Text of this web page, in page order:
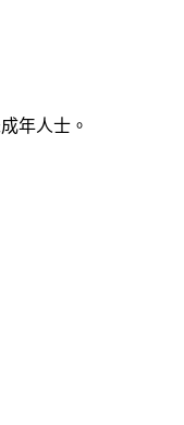
年人士。